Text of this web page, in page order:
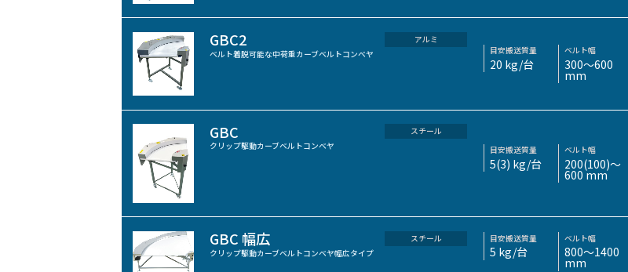
GBC2
アルミ
ベルト着脱可能な中荷重カーブベルトコンベヤ
目安搬送質量
20 kg/台
ベルト幅
300～600
mm
GBC
スチール
クリップ駆動カーブベルトコンベヤ
目安搬送質量
5(3) kg/台
ベルト幅
200(100)～
600 mm
GBC 幅広
スチール
クリップ駆動カーブベルトコンベヤ幅広タイプ
目安搬送質量
5 kg/台
ベルト幅
800～1400
mm